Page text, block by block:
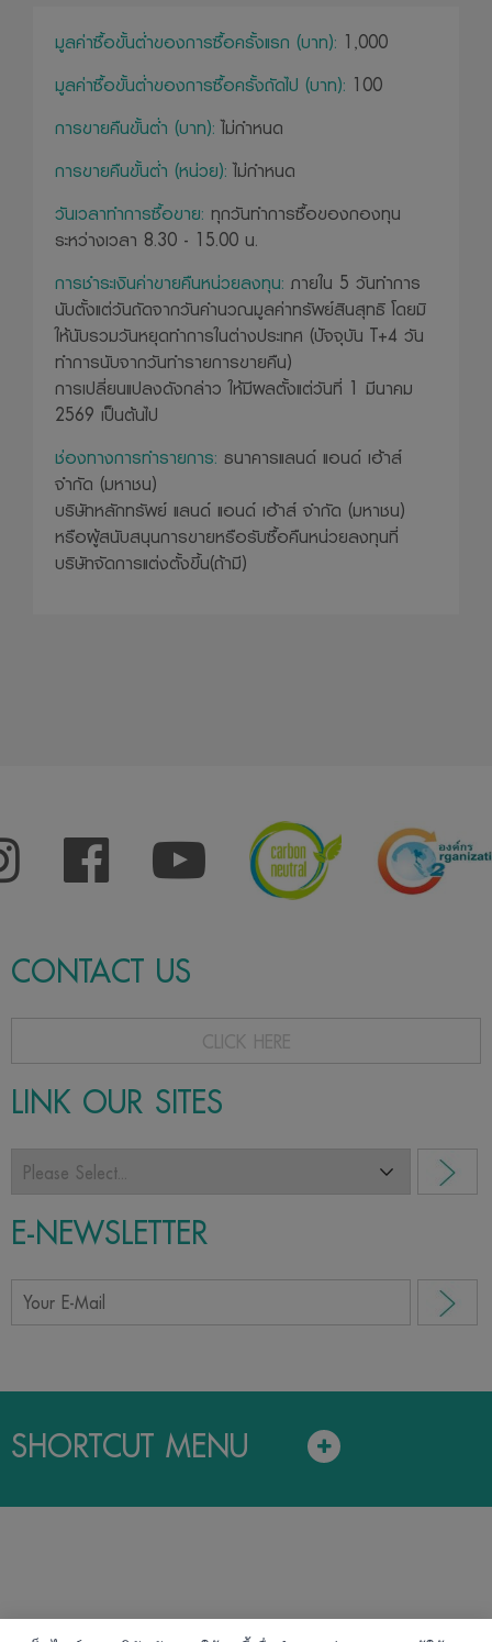
มูลค่าซื้อขั้นต่ำของการซื้อครั้งแรก (บาท): 1,000
มูลค่าซื้อขั้นต่ำของการซื้อครั้งถัดไป (บาท): 100
การขายคืนขั้นต่ำ (บาท):ไม่กำหนด
การขายคืนขั้นต่ำ (หน่วย):ไม่กำหนด
วันเวลาทำการซื้อขาย: ทุกวันทำการซื้อของกองทุน
ระหว่างเวลา 8.30 - 15.00 น.
การชำระเงินค่าขายคืนหน่วยลงทุน: ภายใน 5 วันทำการ
นับตั้งแต่วันถัดจากวันคำนวณมูลค่าทรัพย์สินสุทธิ โดยมิ
ให้นับรวมวันหยุดทำการในต่างประเทศ (ปัจจุบัน T+4 วัน
ทำการนับจากวันทำรายการขายคืน)
การเปลี่ยนแปลงดังกล่าว ให้มีผลตั้งแต่วันที่ 1 มีนาคม
2569 เป็นต้นไป
ช่องทางการทำรายการ: ธนาคารแลนด์ แอนด์ เฮ้าส์
จำกัด (มหาชน)
บริษัทหลักทรัพย์ แลนด์ แอนด์ เฮ้าส์ จำกัด (มหาชน)
หรือผู้สนับสนุนการขายหรือรับซื้อคืนหน่วยลงทุนที่
บริษัทจัดการแต่งตั้งขึ้น(ถ้ามี)
CONTACT US
CLICK HERE
LINK OUR SITES
E-NEWSLETTER
SHORTCUT MENU